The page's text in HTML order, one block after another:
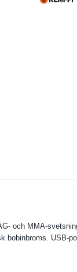
och MMA-
bobinbroms. USB-